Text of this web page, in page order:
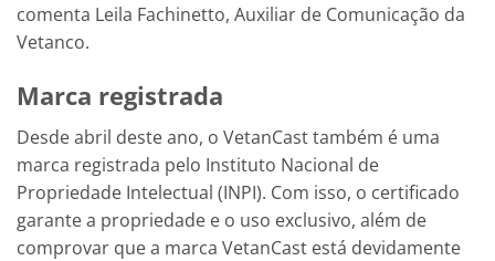
comenta Leila Fachinetto, Auxiliar de Comunicação da
Vetanco.
Marca registrada
Desde abril deste ano, o VetanCast também é uma
marca registrada pelo Instituto Nacional de
Propriedade Intelectual (INPI). Com isso, o certificado
garante a propriedade e o uso exclusivo, além de
comprovar que a marca VetanCast está devidamente